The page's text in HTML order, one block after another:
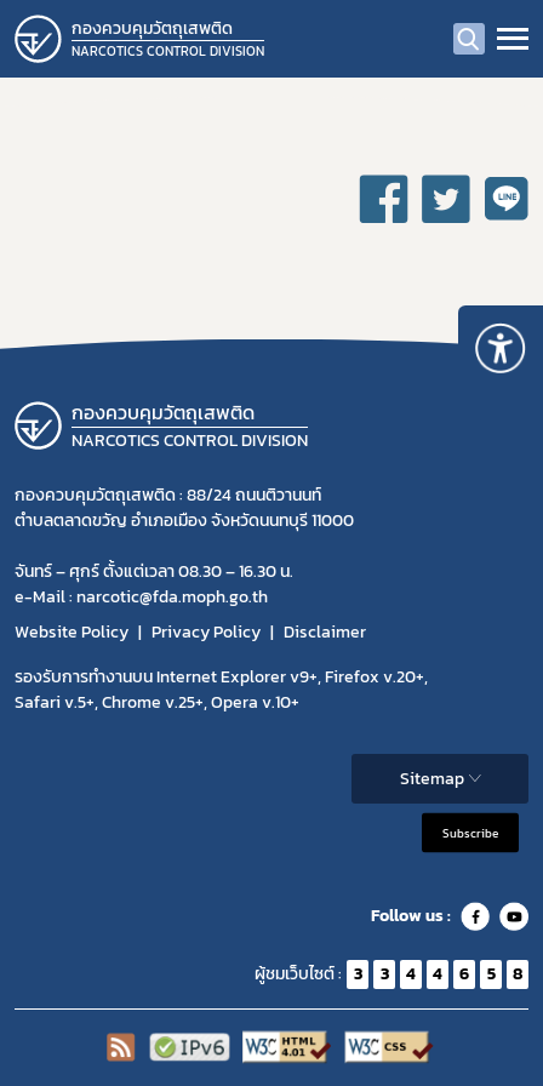
กองควบคุมวัตถุเสพติด
NARCOTICS CONTROL DIVISION
กองควบคุมวัตถุเสพติด
NARCOTICS CONTROL DIVISION
กองควบคุมวัตถุเสพติด : 88/24 ถนนติวานนท์
ตำบลตลาดขวัญ อำเภอเมือง จังหวัดนนทบุรี 11000
จันทร์ – ศุกร์ ตั้งแต่เวลา 08.30 – 16.30 น.
e-Mail : narcotic@fda.moph.go.th
Website Policy
Privacy Policy
Disclaimer
รองรับการทำงานบน Internet Explorer v9+, Firefox v.20+,
Safari v.5+, Chrome v.25+, Opera v.10+
Sitemap
Subscribe
Follow us :
ผู้ชมเว็บไซต์ : 3 3 4 4 6 5 8
Subscribe
เลือกหัวข้อที่ท่านต้องการ Subscribe
กฎหมาย
การขออนุญาต
ข่าวประชาสัมพันธ์